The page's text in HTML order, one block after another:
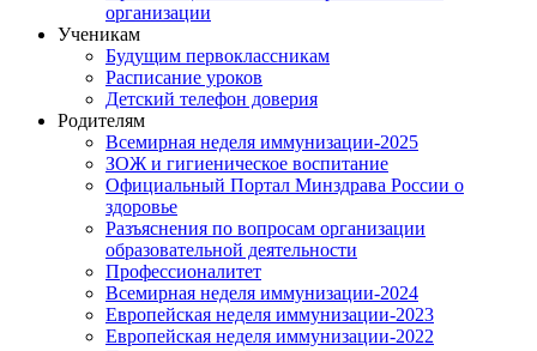
организации
Ученикам
Будущим первоклассникам
Расписание уроков
Детский телефон доверия
Родителям
Всемирная неделя иммунизации-2025
ЗОЖ и гигиеническое воспитание
Официальный Портал Минздрава России о
здоровье
Разъяснения по вопросам организации
образовательной деятельности
Профессионалитет
Всемирная неделя иммунизации-2024
Европейская неделя иммунизации-2023
Европейская неделя иммунизации-2022